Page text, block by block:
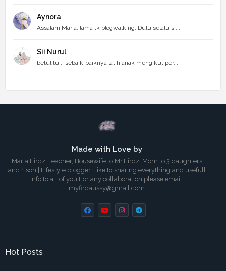
Aynora
Assalam Maria, lama tk blogwalking. Dulu selalu si...
Sii Nurul
betul tu... sebaik-baiknya latih anak mengikut per...
Made with Love by
Maria Firdz: Teacher, Housewife to Mr.Firdz, Mom to 3 daughters
and 1 son | Lifestyle blogger, Like to sharing everything and usefull
info to all of you.For any collaboration please email:
myfirdaussy@gmail.com
Hot Posts